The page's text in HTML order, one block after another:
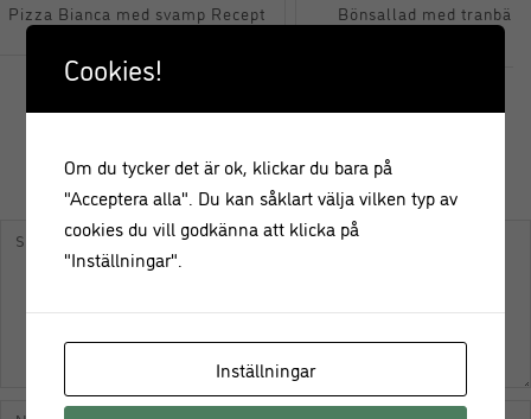
Pizza Bianca med svamp Recept
Bönsallad med tranbär
pistasch Recept
KOMMENTERA
Cookies!
Om du tycker det är ok, klickar du bara på
"Acceptera alla". Du kan såklart välja vilken typ av
cookies du vill godkänna att klicka på
"Inställningar".
Inställningar